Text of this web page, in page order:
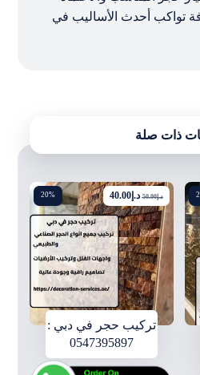
تواكب أحدث الأساليب في
ذات صلة
20%
تركيب حجر في دبي :
0547395897
د.إ50.00 د.إ40.00